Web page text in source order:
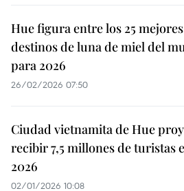
Hue figura entre los 25 mejores
destinos de luna de miel del
para 2026
26/02/2026 07:50
Ciudad vietnamita de Hue
recibir 7,5 millones de turistas
2026
02/01/2026 10:08